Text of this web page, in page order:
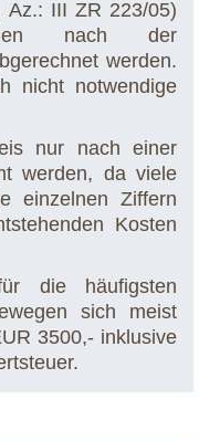
Az.: III ZR 223/05)
nach der
werden.
nicht notwendige
nur nach einer
werden, da viele
einzelnen Ziffern
Kosten
die häufigsten
sich meist
3500,- inklusive